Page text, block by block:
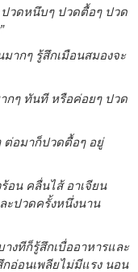
วดหนึบๆ ปวดตื้อๆ ปวด
ากๆ รู้สึกเมือนสมองจะ
กๆ ทันที หรือค่อยๆ ปวด
ต่อมาก็ปวดตื้อๆ อยู่
น คลื่นไส้ อาเจียน
ะปวดครั้งหนึ่งนาน
งทีก็รู้สึกเบื่ออาหารและ
อ่อนเพลียไม่มีแรง นอน